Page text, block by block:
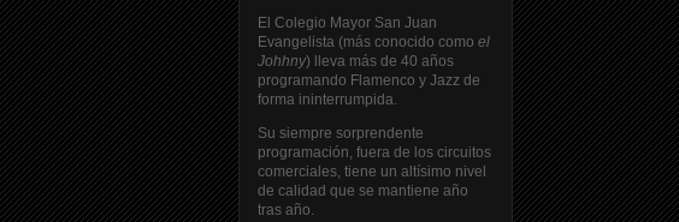
El Colegio Mayor San Juan
Evangelista (más conocido como el
Johhny) lleva más de 40 años
programando Flamenco y Jazz de
forma ininterrumpida.
Su siempre sorprendente
programación, fuera de los circuitos
comerciales, tiene un altísimo nivel
de calidad que se mantiene año
tras año.